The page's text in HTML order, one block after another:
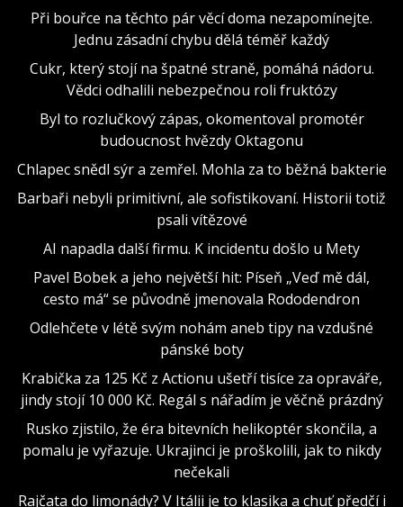
Při bouřce na těchto pár věcí doma nezapomínejte.
Jednu zásadní chybu dělá téměř každý
Cukr, který stojí na špatné straně, pomáhá nádoru.
Vědci odhalili nebezpečnou roli fruktózy
Byl to rozlučkový zápas, okomentoval promotér
budoucnost hvězdy Oktagonu
Chlapec snědl sýr a zemřel. Mohla za to běžná bakterie
Barbaři nebyli primitivní, ale sofistikovaní. Historii totiž
psali vítězové
AI napadla další firmu. K incidentu došlo u Mety
Pavel Bobek a jeho největší hit: Píseň „Veď mě dál,
cesto má“ se původně jmenovala Rododendron
Odlehčete v létě svým nohám aneb tipy na vzdušné
pánské boty
Krabička za 125 Kč z Actionu ušetří tisíce za opraváře,
jindy stojí 10 000 Kč. Regál s nářadím je věčně prázdný
Rusko zjistilo, že éra bitevních helikoptér skončila, a
pomalu je vyřazuje. Ukrajinci je proškolili, jak to nikdy
nečekali
Rajčata do limonády? V Itálii je to klasika a chuť předčí i